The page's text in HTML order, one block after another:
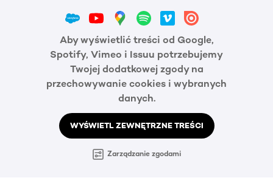
Aby wyświetlić treści od Google,
Spotify, Vimeo i Issuu potrzebujemy
Twojej dodatkowej zgody na
przechowywanie cookies i wybranych
danych.
WYŚWIETL ZEWNĘTRZNE TREŚCI
Zarządzanie zgodami